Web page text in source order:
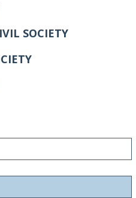
SOCIETY